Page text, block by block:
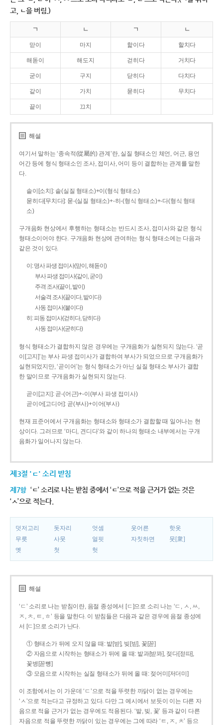
고, ㄴ을 버림.)
ㄱ ㄴ ㄱ ㄴ
맏이 마지 핥이다 할치다
해돋이 해도지 걷히다 거치다
굳이 구지 닫히다 다치다
같이 가치 묻히다 무치다
끝이 끄치
해설
여기서 말하는 ‘종속적(從屬的) 관계’란, 실질 형태소인 체언, 어근, 용언
어간 등에 형식 형태소인 조사, 접미사, 어미 등이 결합하는 관계를 말한
다.
솥이[소치]: 솥(실질 형태소)+이(형식 형태소)
묻히다[무치다]: 묻­-(실질 형태소)+­-히­-(형식 형태소)+-다(형식 형태
소)
구개음화 현상에서 후행하는 형태소는 반드시 조사, 접미사와 같은 형식
형태소이어야 한다. 구개음화 현상에 관여하는 형식 형태소에는 다음과
같은 것이 있다.
이: 명사 파생 접미사(맏이, 해돋이)
부사 파생 접미사(같이, 굳이)
주격 조사(끝이, 밭이)
서술격 조사(끝이다, 밭이다)
사동 접미사(붙이다)
히: 피동 접미사(걷히다, 닫히다)
사동 접미사(굳히다)
형식 형태소가 결합하지 않은 경우에는 구개음화가 실현되지 않는다. ‘곧
이[고지]’는 부사 파생 접미사가 결합하여 부사가 되었으므로 구개음화가
실현되었지만, ‘곧이어’는 형식 형태소가 아닌 실질 형태소 부사가 결합
한 말이므로 구개음화가 실현되지 않는다.
곧이[고지]: 곧-­(어근)+­-이(부사 파생 접미사)
곧이어[고디어]: 곧(부사)+이어(부사)
현재 표준어에서 구개음화는 형태소와 형태소가 결합할 때 일어나는 현
상이다. 그러므로 ‘마디, 견디다’와 같이 하나의 형태소 내부에서는 구개
음화가 일어나지 않는다.
제3절 'ㄷ' 소리 받침
제7항 ‘ㄷ’ 소리로 나는 받침 중에서 ‘ㄷ’으로 적을 근거가 없는 것은
‘ㅅ’으로 적는다.
덧저고리 돗자리 엇셈 웃어른
핫옷
무릇
사뭇 얼핏 자칫하면
뭇[衆]
옛
첫 헛
해설
‘ㄷ’ 소리로 나는 받침이란, 음절 종성에서 [ㄷ]으로 소리 나는 ‘ㄷ, ㅅ, ㅆ,
ㅈ, ㅊ, ㅌ, ㅎ’ 등을 말한다. 이 받침들은 다음과 같은 경우에 음절 종성에
서 [ㄷ]으로 소리가 난다.
① 형태소가 뒤에 오지 않을 때: 밭[받], 빚[빋], 꽃[꼳]
② 자음으로 시작하는 형태소가 뒤에 올 때: 밭과[받꽈], 젖다[젇따],
꽃병[꼳뼝]
③ 모음으로 시작하는 실질 형태소가 뒤에 올 때: 젖어미[저더미]
이 조항에서는 이 가운데 ‘ㄷ’으로 적을 뚜렷한 까닭이 없는 경우에는
‘ㅅ’으로 적는다고 규정하고 있다. 다만 그 예시에서 보듯이 이는 다른 자
음으로 적을 근거가 없는 경우에도 적용된다. ‘밭, 빚, 꽃’ 등과 같이 다른
자음으로 적을 뚜렷한 까닭이 있는 경우에는 그에 따라 ‘ㅌ, ㅈ, ㅊ’ 등으